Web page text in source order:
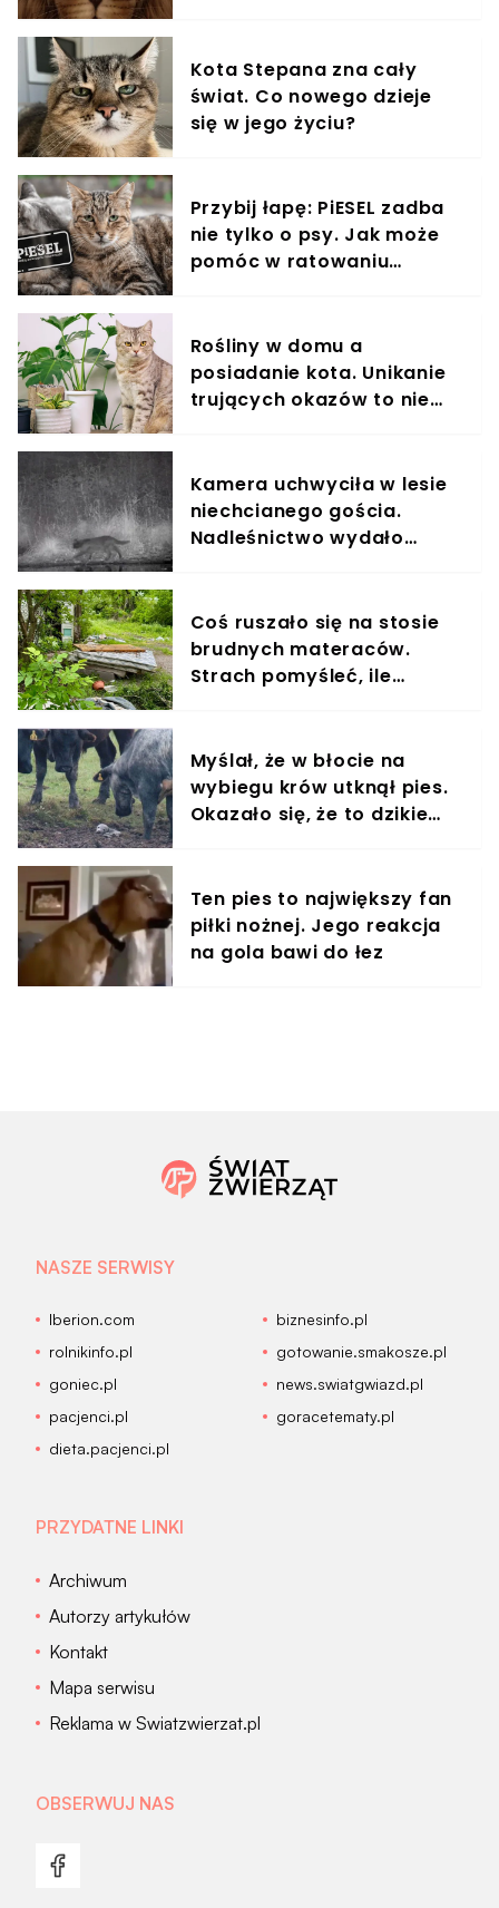
Kota Stepana zna cały
świat. Co nowego dzieje
się w jego życiu?
Przybij łapę: PiESEL zadba
nie tylko o psy. Jak może
pomóc w ratowaniu
Rośliny w domu a
posiadanie kota. Unikanie
trujących okazów to nie
Kamera uchwyciła w lesie
niechcianego gościa.
Nadleśnictwo wydało
Coś ruszało się na stosie
brudnych materaców.
Strach pomyśleć, ile
Myślał, że w błocie na
wybiegu krów utknął pies.
Okazało się, że to dzikie
Ten pies to największy fan
piłki nożnej. Jego reakcja
na gola bawi do łez
NASZE SERWISY
Iberion.com
biznesinfo.pl
rolnikinfo.pl
gotowanie.smakosze.pl
goniec.pl
news.swiatgwiazd.pl
pacjenci.pl
goracetematy.pl
dieta.pacjenci.pl
PRZYDATNE LINKI
Archiwum
Autorzy artykułów
Kontakt
Mapa serwisu
Reklama w Swiatzwierzat.pl
OBSERWUJ NAS